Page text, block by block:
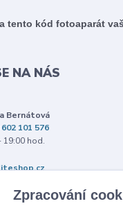
tento kód fotoaparát
NA NÁS
Bernátová
101 576
19:00 hod.
Zpracování